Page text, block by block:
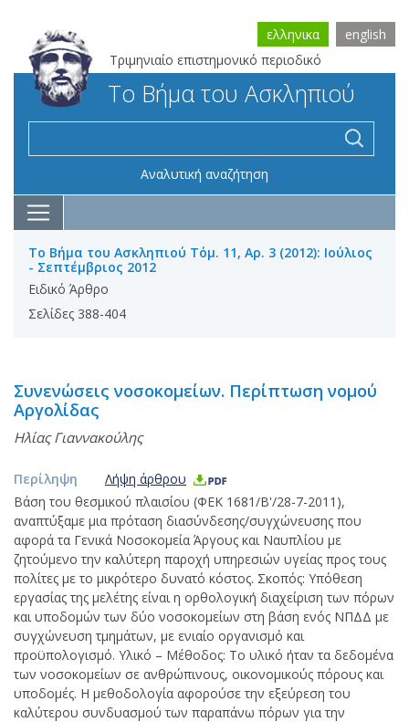
Τριμηνιαίο επιστημονικό περιοδικό
ελληνικα english
Το Βήμα του Ασκληπιού
Αναλυτική αναζήτηση
Το Βήμα του Ασκληπιού Τόμ. 11, Αρ. 3 (2012): Ιούλιος
- Σεπτέμβριος 2012
Ειδικό Άρθρο
Σελίδες 388-404
Συνενώσεις νοσοκομείων. Περίπτωση νομού
Αργολίδας
Ηλίας Γιαννακούλης
Περίληψη
Λήψη άρθρου
Βάση του θεσμικού πλαισίου (ΦΕΚ 1681/Β'/28-7-2011),
αναπτύξαμε μια πρόταση διασύνδεσης/συγχώνευσης που
αφορά τα Γενικά Νοσοκομεία Άργους και Ναυπλίου με
ζητούμενο την καλύτερη παροχή υπηρεσιών υγείας προς τους
πολίτες με το μικρότερο δυνατό κόστος. Σκοπός: Υπόθεση
εργασίας της μελέτης είναι η ορθολογική διαχείριση των πόρων
και υποδομών των δύο νοσοκομείων στη βάση ενός ΝΠΔΔ με
συγχώνευση τμημάτων, με ενιαίο οργανισμό και
προϋπολογισμό. Υλικό – Μέθοδος: Το υλικό ήταν τα δεδομένα
των νοσοκομείων σε ανθρώπινους, οικονομικούς πόρους και
υποδομές. Η μεθοδολογία αφορούσε την εξεύρεση του
καλύτερου συνδυασμού των παραπάνω πόρων για την